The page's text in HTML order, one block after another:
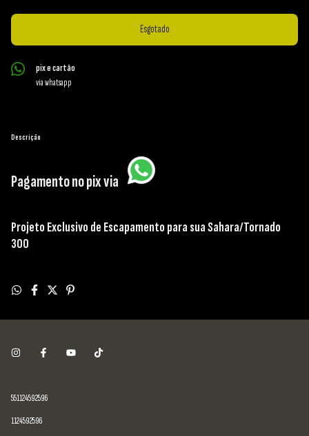
pix e cartão
via whatsapp
Descrição
Pagamento no pix via
Projeto Exclusivo de Escapamento para sua Sahara/Tornado
300
551124592596
1124592596